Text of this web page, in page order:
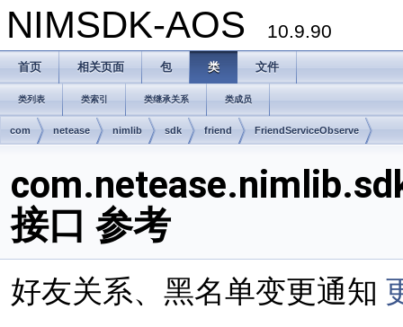
NIMSDK-AOS 10.9.90
首页 相关页面 包 类 文件
类列表 类索引 类继承关系 类成员
com netease nimlib sdk friend FriendServiceObserve
接口 参考
好友关系、黑名单变更通知